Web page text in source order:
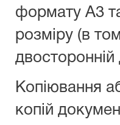
формату А3
розміру (в
двосторонній
Копіювання
копій